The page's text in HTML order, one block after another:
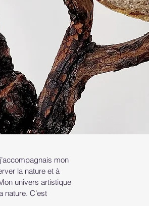
mon
la nature et à
univers artistique
nature. C’est